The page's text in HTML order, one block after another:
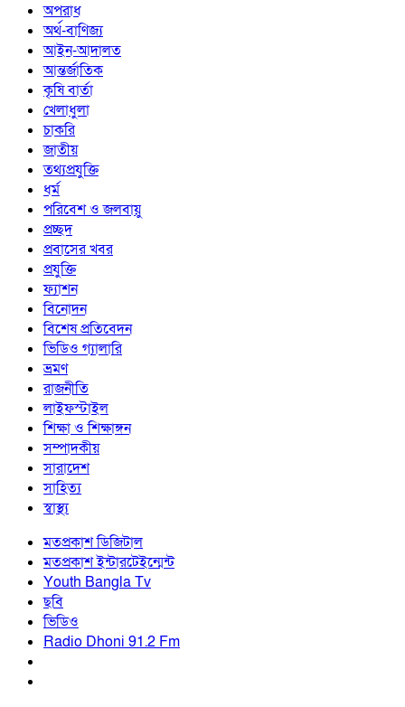
অপরাধ
অর্থ-বাণিজ্য
আইন-আদালত
আন্তর্জাতিক
কৃষি বার্তা
খেলাধুলা
চাকরি
জাতীয়
তথ্যপ্রযুক্তি
ধর্ম
পরিবেশ ও জলবায়ু
প্রচ্ছদ
প্রবাসের খবর
প্রযুক্তি
ফ্যাশন
বিনোদন
বিশেষ প্রতিবেদন
ভিডিও গ্যালারি
ভ্রমণ
রাজনীতি
লাইফস্টাইল
শিক্ষা ও শিক্ষাঙ্গন
সম্পাদকীয়
সারাদেশ
সাহিত্য
স্বাস্থ্য
মতপ্রকাশ ডিজিটাল
মতপ্রকাশ ইন্টারটেইন্মেন্ট
Youth Bangla Tv
ছবি
ভিডিও
Radio Dhoni 91.2 Fm